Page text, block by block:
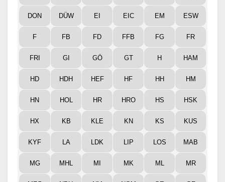
DON DÜW EI EIC EM ESW
F FB FD FFB FG FR
FRI GI GÖ GT H HAM
HD HDH HEF HF HH HM
HN HOL HR HRO HS HSK
HX KB KLE KN KS KUS
KYF LA LDK LIP LOS MAB
MG MHL MI MK ML MR